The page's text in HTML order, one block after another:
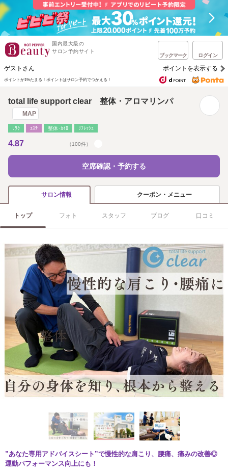
国内最大級の
サロン予約サイト
ブックマーク ログイン
ゲストさん ポイントを表示する
ポイントが1%たまる！ ポイントはサロン予約でつかえる！
total life support clear 整体・アロマリンパ
MAP
ﾘﾗｸ ｴｽﾃ 整体･ｶｲﾛ ﾘﾌﾚｯｼｭ
4.87 （100件）
空席確認・予約する
サロン情報 クーポン・メニュー
トップ フォト スタッフ ブログ 口コミ
”あなた専用アドバイスシート”で慢性的な肩こり、腰痛、痛みの改善◎
運動パフォーマンス向上にも！